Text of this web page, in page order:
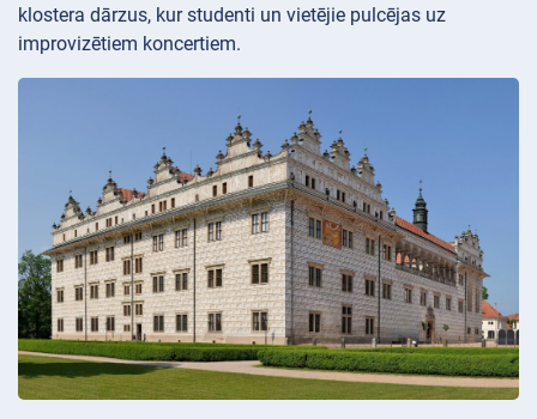
klostera dārzus, kur studenti un vietējie pulcējas uz
improvizētiem koncertiem.